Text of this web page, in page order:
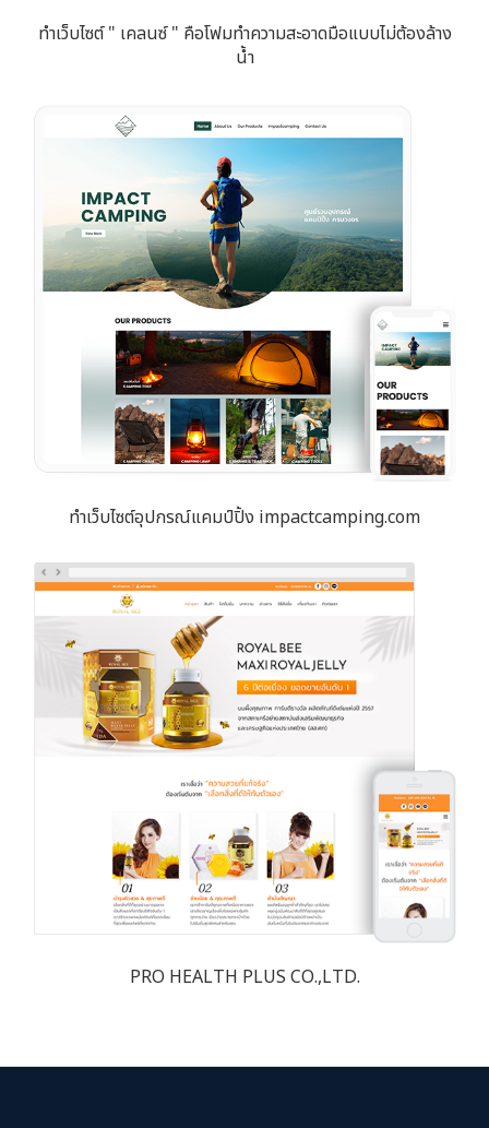
ทำเว็บไซต์ " เคลนซ์ " คือโฟมทำความสะอาดมือแบบไม่ต้องล้าง
น้ำ
ทำเว็บไซต์อุปกรณ์แคมป์ปิ้ง impactcamping.com
PRO HEALTH PLUS CO.,LTD.